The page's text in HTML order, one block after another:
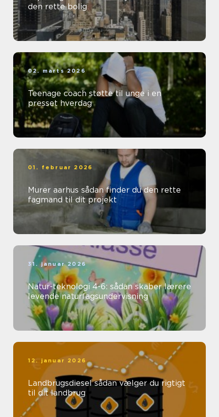
den rette bolig
02. marts 2026
Teenage coach støtte til unge i en
presset hverdag
01. februar 2026
Murer aarhus sådan finder du den rette
fagmand til dit projekt
31. januar 2026
Natur-teknologi 4-6: sådan skaber lærere
levende naturfagsundervisning
12. januar 2026
Landbrugsdiesel sådan vælger du rigtigt
til dit landbrug